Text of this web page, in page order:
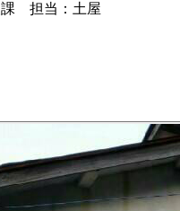
担当：土屋